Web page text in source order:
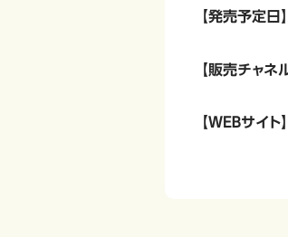
【発売
【販売チ
【ＷＥＢサイ